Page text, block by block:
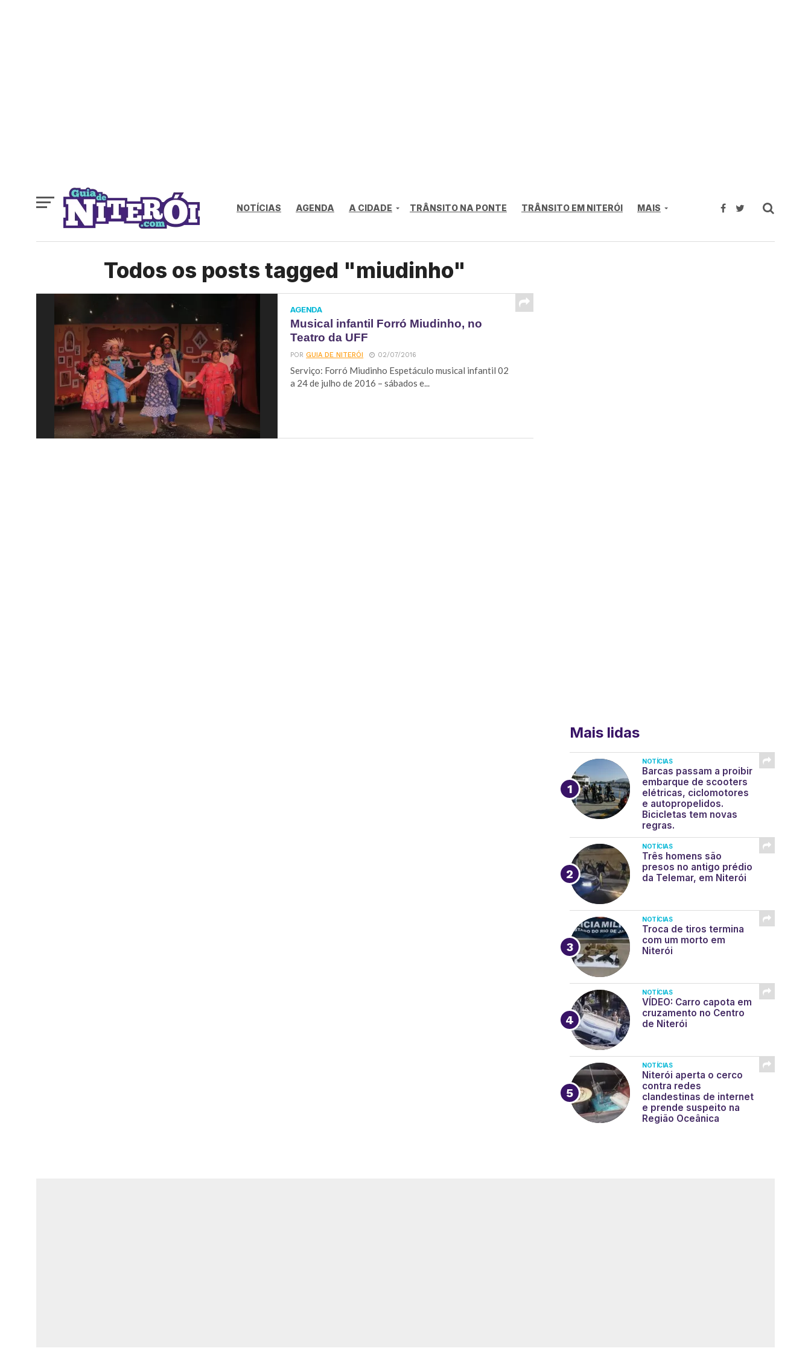
NOTÍCIAS AGENDA A CIDADE TRÂNSITO NA PONTE TRÂNSITO EM NITERÓI MAIS
Todos os posts tagged "miudinho"
AGENDA
Musical infantil Forró Miudinho, no
Teatro da UFF
PORGUIA DE NITERÓI 02/07/2016
Serviço: Forró Miudinho Espetáculo musical infantil 02
a 24 de julho de 2016 – sábados e...
Mais lidas
NOTÍCIAS
Barcas passam a proibir
embarque de scooters
elétricas, ciclomotores
e autopropelidos.
Bicicletas tem novas
regras.
NOTÍCIAS
Três homens são
presos no antigo prédio
da Telemar, em Niterói
NOTÍCIAS
Troca de tiros termina
com um morto em
Niterói
NOTÍCIAS
VÍDEO: Carro capota em
cruzamento no Centro
de Niterói
NOTÍCIAS
Niterói aperta o cerco
contra redes
clandestinas de internet
e prende suspeito na
Região Oceânica